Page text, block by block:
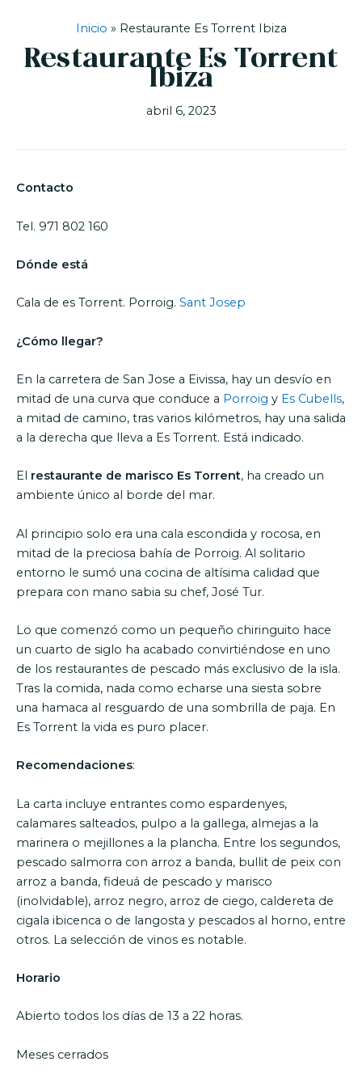
Inicio » Restaurante Es Torrent Ibiza
Restaurante Es Torrent
Ibiza
abril 6, 2023
Contacto
Tel. 971 802 160
Dónde está
Cala de es Torrent. Porroig. Sant Josep
¿Cómo llegar?
En la carretera de San Jose a Eivissa, hay un desvío en
mitad de una curva que conduce a Porroig y Es Cubells,
a mitad de camino, tras varios kilómetros, hay una salida
a la derecha que lleva a Es Torrent. Está indicado.
El restaurante de marisco Es Torrent, ha creado un
ambiente único al borde del mar.
Al principio solo era una cala escondida y rocosa, en
mitad de la preciosa bahía de Porroig. Al solitario
entorno le sumó una cocina de altísima calidad que
prepara con mano sabia su chef, José Tur.
Lo que comenzó como un pequeño chiringuito hace
un cuarto de siglo ha acabado convirtiéndose en uno
de los restaurantes de pescado más exclusivo de la isla.
Tras la comida, nada como echarse una siesta sobre
una hamaca al resguardo de una sombrilla de paja. En
Es Torrent la vida es puro placer.
Recomendaciones:
La carta incluye entrantes como espardenyes,
calamares salteados, pulpo a la gallega, almejas a la
marinera o mejillones a la plancha. Entre los segundos,
pescado salmorra con arroz a banda, bullit de peix con
arroz a banda, fideuá de pescado y marisco
(inolvidable), arroz negro, arroz de ciego, caldereta de
cigala ibicenca o de langosta y pescados al horno, entre
otros. La selección de vinos es notable.
Horario
Abierto todos los días de 13 a 22 horas.
Meses cerrados